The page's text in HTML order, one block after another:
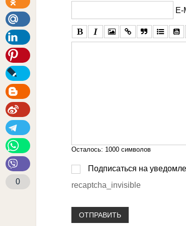
0
E-
Осталось: 1000 символов
Подписаться на
recaptcha_invisible
ОТПРАВИТЬ